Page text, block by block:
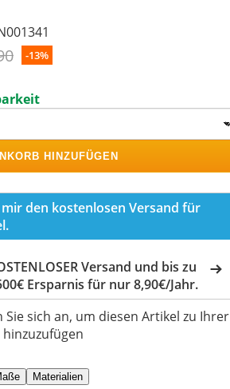
-13%
HINZUFÜGEN
den kostenlosen Versand für
Versand und bis zu
Ersparnis für nur 8,90€/Jahr.
Sie sich an, um diesen Artikel zu Ihrer
Materialien